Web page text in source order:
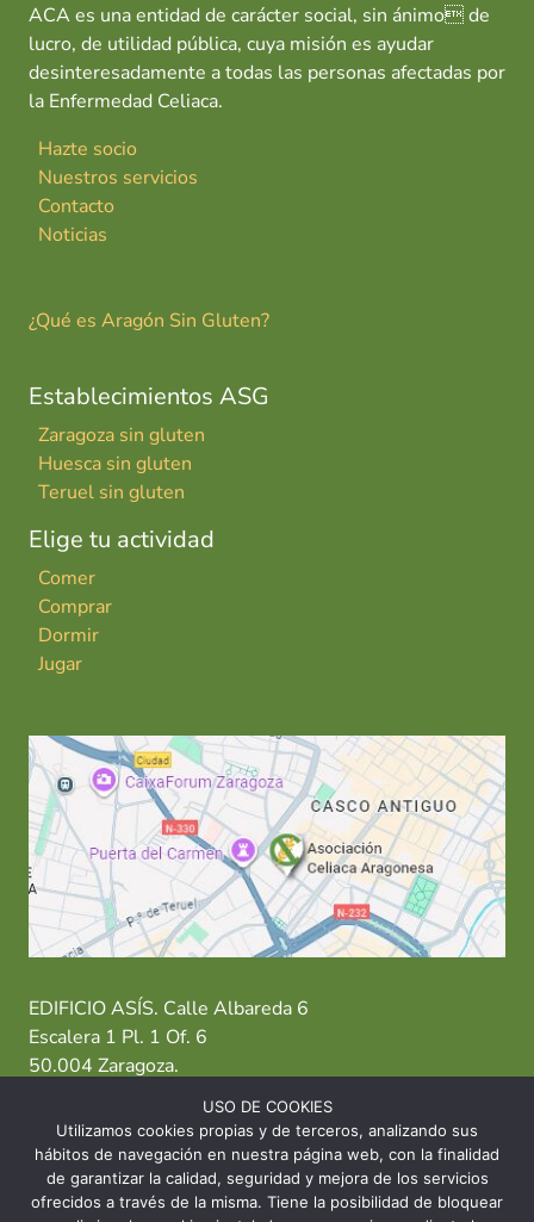
ACA es una entidad de carácter social, sin ánimo de
lucro, de utilidad pública, cuya misión es ayudar
desinteresadamente a todas las personas afectadas por
la Enfermedad Celiaca.
Hazte socio
Nuestros servicios
Contacto
Noticias
¿Qué es Aragón Sin Gluten?
Establecimientos ASG
Zaragoza sin gluten
Huesca sin gluten
Teruel sin gluten
Elige tu actividad
Comer
Comprar
Dormir
Jugar
EDIFICIO ASÍS. Calle Albareda 6
Escalera 1 Pl. 1 Of. 6
50.004 Zaragoza.
T: 976 484 949 M: 635 638 563
Sede Zaragoza·Sede Huesca· Sede Teruel
USO DE COOKIES
Utilizamos cookies propias y de terceros, analizando sus
hábitos de navegación en nuestra página web, con la finalidad
de garantizar la calidad, seguridad y mejora de los servicios
ofrecidos a través de la misma. Tiene la posibilidad de bloquear